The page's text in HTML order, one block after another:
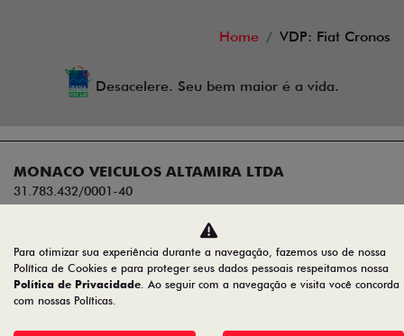
Home VDP: Fiat Cronos
Desacelere. Seu bem maior é a vida.
MONACO VEICULOS ALTAMIRA LTDA
31.783.432/0001-40
Desenvolvido pela DEALERSPACE ® Direitos Reservados.
Para otimizar sua experiência durante a navegação, fazemos uso de nossa
Política de Cookies e para proteger seus dados pessoais respeitamos nossa
Política de Privacidade. Ao seguir com a navegação e visita você concorda
com nossas Políticas.